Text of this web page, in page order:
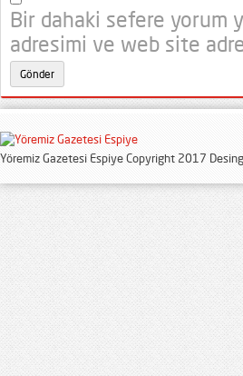
Bir dahaki sefere yorum
adresimi ve web site
Yöremiz Gazetesi Espiye Copyright 2017